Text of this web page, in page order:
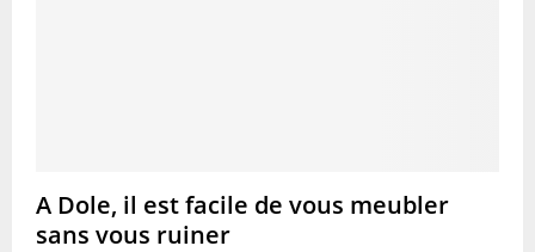
A Dole, il est facile de vous meubler
sans vous ruiner